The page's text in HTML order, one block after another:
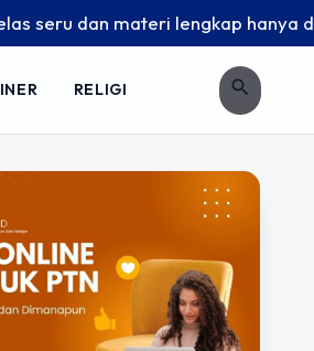
materi lengkap hanya di
RELIGI search